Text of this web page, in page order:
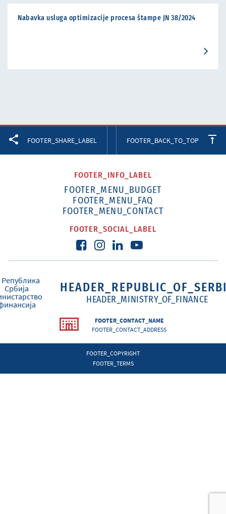
Nabavka usluga optimizacije procesa štampe JN 38/2024
FOOTER_SHARE_LABEL FOOTER_BACK_TO_TOP
FOOTER_INFO_LABEL
FOOTER_MENU_BUDGET
FOOTER_MENU_FAQ
FOOTER_MENU_CONTACT
FOOTER_SOCIAL_LABEL
HEADER_MINISTRY_OF_FINANCE
FOOTER_CONTACT_NAME
FOOTER_CONTACT_ADDRESS
FOOTER_COPYRIGHT
FOOTER_TERMS